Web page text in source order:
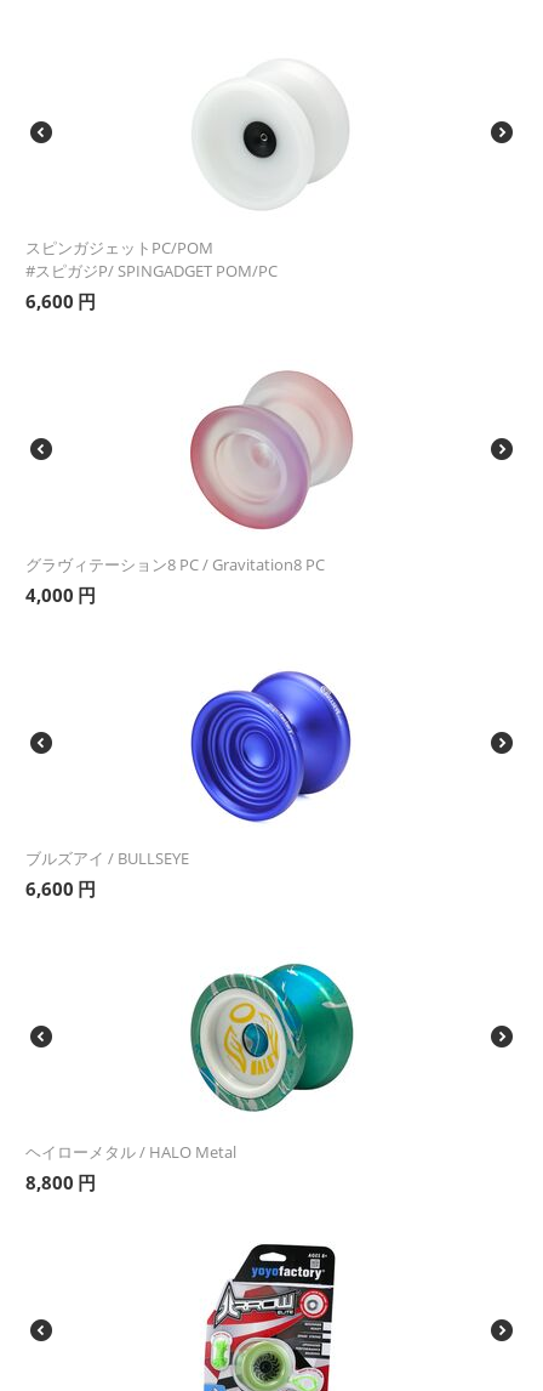
スピンガジェットPC/POM
#スピガジP/ SPINGADGET POM/PC
6,600 円
グラヴィテーション8 PC / Gravitation8 PC
4,000 円
ブルズアイ / BULLSEYE
6,600 円
ヘイローメタル / HALO Metal
8,800 円